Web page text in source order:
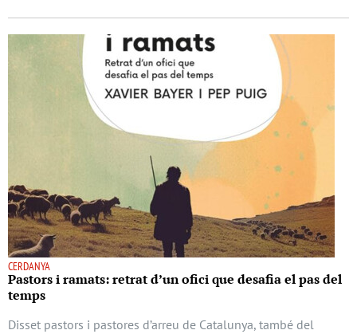
CERDANYA
Pastors i ramats: retrat d’un ofici que desafia el pas del
temps
Disset pastors i pastores d’arreu de Catalunya, també del